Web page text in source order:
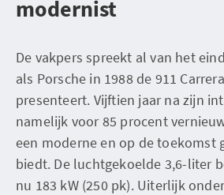
modernist
De vakpers spreekt al van het
als Porsche in 1988 de 911
presenteert. Vijftien jaar na zijn
namelijk voor 85 procent
een moderne en op de toekomst
biedt. De luchtgekoelde 3,6-liter
nu 183 kW (250 pk). Uiterlijk